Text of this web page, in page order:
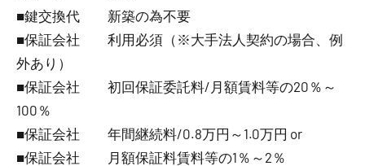
■鍵交換代 新築の為不要
■保証会社 利用必須（※大手法人契約の場合、例
外あり）
■保証会社 初回保証委託料/月額賃料等の20％～
100％
■保証会社 年間継続料/0.8万円～1.0万円 or
■保証会社 月額保証料賃料等の1％～2％